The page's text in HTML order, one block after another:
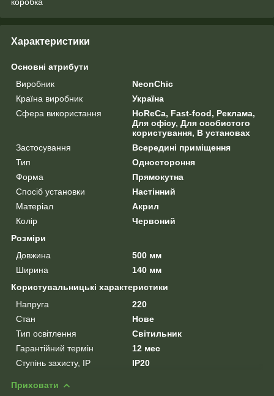
Характеристики
Основні атрибути
Виробник
NeonChic
Країна виробник
Україна
Сфера використання
HoReCa, Fast-food, Реклама,
Для офісу, Для особистого
користування, В установах
Застосування
Всередині приміщення
Тип
Одностороння
Форма
Прямокутна
Спосіб установки
Настінний
Матеріал
Акрил
Колір
Червоний
Розміри
Довжина
500 мм
Ширина
140 мм
Користувальницькі характеристики
Напруга
220
Стан
Нове
Тип освітлення
Світильник
Гарантійний термін
12 мес
Ступінь захисту, IP
IP20
Приховати